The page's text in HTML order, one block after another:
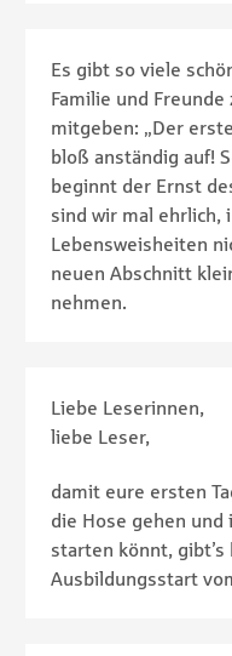
Es gibt so viele
Familie und
mitgeben: „Der
bloß anständig auf!
beginnt der Ernst
sind wir mal ehrlich,
Lebensweisheiten
neuen Abschnitt
nehmen.
Liebe Leserinnen,
liebe Leser,
damit eure ersten
die Hose gehen
starten könnt,
Ausbildungsstart